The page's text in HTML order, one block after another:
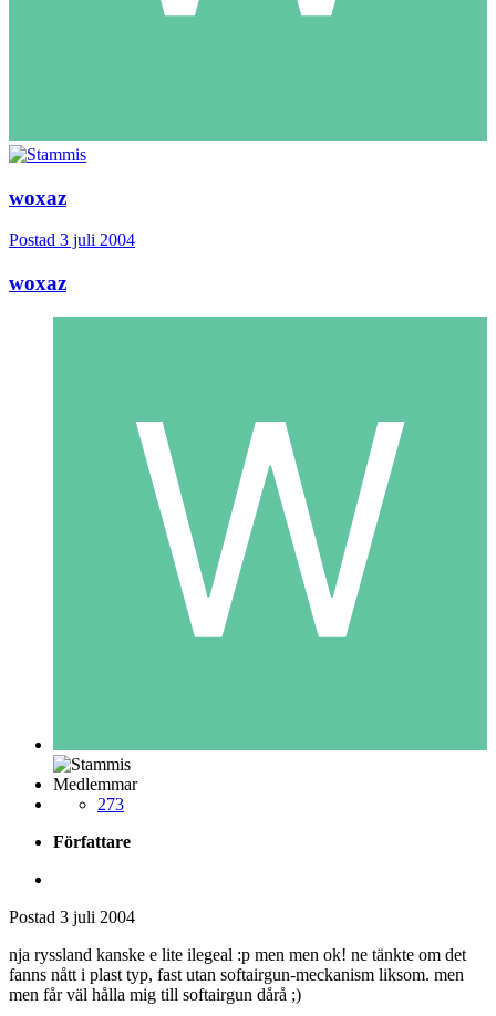
woxaz
Postad 3 juli 2004
woxaz
Medlemmar
273
Författare
Postad 3 juli 2004
nja ryssland kanske e lite ilegeal :p men men ok! ne tänkte om det
fanns nått i plast typ, fast utan softairgun-meckanism liksom. men
men får väl hålla mig till softairgun dårå ;)